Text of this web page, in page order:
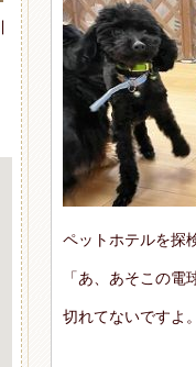
ペットホテルを探
「あ、あそこの電
切れてないですよ。